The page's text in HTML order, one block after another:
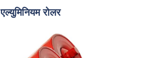
एल्युमिनियम रोलर